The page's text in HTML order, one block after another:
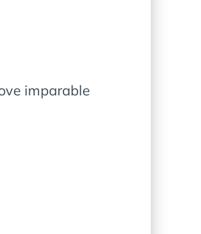
imparable